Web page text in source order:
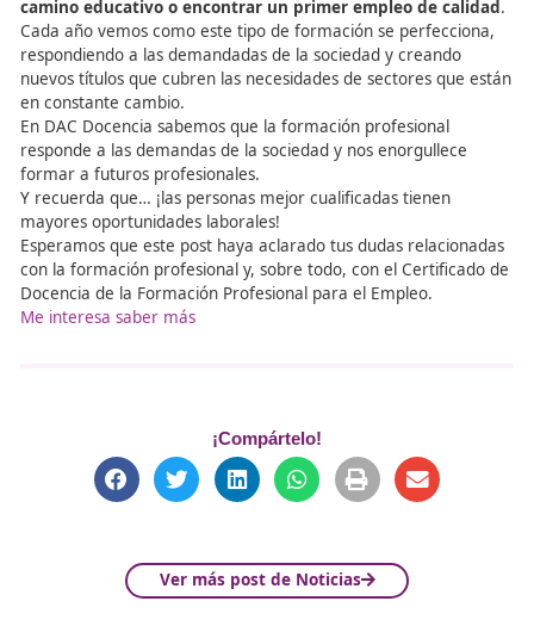
desarrollar una actividad profesional . Este tipo de
tienen el objetivo de proporcionarte conocimientos
profesionales que te permitan ejercer determinados
Hay muchos tipos de formaciones profesionales,
con distintos sectores, como por ejemplo: la docencia, la
comunicación, la administración de empresas, etcétera.
¿Cuánto vale el curso para obtener el Certificado de
Docencia de la Formación Profesional para el Empleo?
El curso para obtener elCertificado de Docencia de la
Formación Profesional para el Empleotiene un coste
euros, con los impuestos incluidos. No obstante, este
que se te puede hacer la bonificación de la cantidad
si cumples algunos requisitos, como por
autónomo y dedicarte a un sector profesional
Si quieres conoces los requisitos y descubrir si tú los
contactocon nosotros!